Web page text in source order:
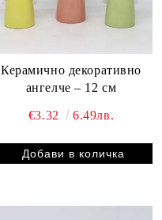
Керамично декоративно
ангелче – 12 см
€3.32 6.49лв.